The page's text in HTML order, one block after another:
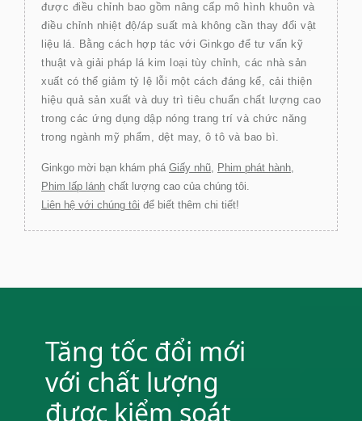
được điều chỉnh bao gồm nâng cấp mô hình khuôn và
điều chỉnh nhiệt độ/áp suất mà không cần thay đổi vật
liệu lá. Bằng cách hợp tác với Ginkgo để tư vấn kỹ
thuật và giải pháp lá kim loại tùy chỉnh, các nhà sản
xuất có thể giảm tỷ lệ lỗi một cách đáng kể, cải thiện
hiệu quả sản xuất và duy trì tiêu chuẩn chất lượng cao
trong các ứng dụng dập nóng trang trí và chức năng
trong ngành mỹ phẩm, dệt may, ô tô và bao bì.
Ginkgo mời bạn khám phá Giấy nhũ, Phim phát hành,
Phim lấp lánh chất lượng cao của chúng tôi.
Liên hệ với chúng tôi để biết thêm chi tiết!
Tăng tốc đổi mới
với chất lượng
được kiểm soát